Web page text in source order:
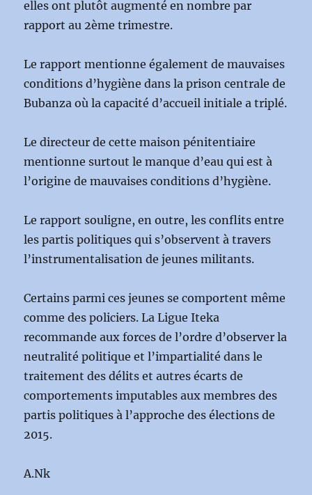
elles ont plutôt augmenté en nombre par
rapport au 2ème trimestre.
Le rapport mentionne également de mauvaises
conditions d’hygiène dans la prison centrale de
Bubanza où la capacité d’accueil initiale a triplé.
Le directeur de cette maison pénitentiaire
mentionne surtout le manque d’eau qui est à
l’origine de mauvaises conditions d’hygiène.
Le rapport souligne, en outre, les conflits entre
les partis politiques qui s’observent à travers
l’instrumentalisation de jeunes militants.
Certains parmi ces jeunes se comportent même
comme des policiers. La Ligue Iteka
recommande aux forces de l’ordre d’observer la
neutralité politique et l’impartialité dans le
traitement des délits et autres écarts de
comportements imputables aux membres des
partis politiques à l’approche des élections de
2015.
A.Nk